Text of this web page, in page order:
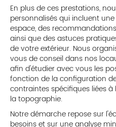
En plus de ces prestations,
personnalisés qui incluent
espace, des
ainsi que des astuces
de votre extérieur. Nous
vous de conseil dans nos
afin d'étudier avec vous les
fonction de la configuration
contraintes spécifiques liées
la topographie.
Notre démarche repose sur
besoins et sur une analyse